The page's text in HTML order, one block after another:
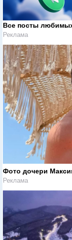
Все посты
Реклама
Фото дочери
Реклама